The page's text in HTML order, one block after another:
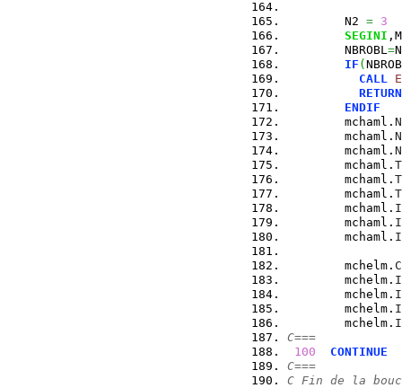
        N2
= 3
SEGINI
        NBROBL
=
IF (
CALL
RETURN
ENDIF
        mchaml.
        mchaml.
        mchaml.
        mchaml.
        mchaml.
        mchaml.
        mchaml.
        mchaml.
        mchaml.
        mchelm.
        mchelm.
        mchelm.
        mchelm.
        mchelm.
C===
100
CONTINUE
C===
C Fin de la